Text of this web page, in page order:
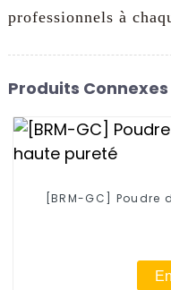
professionnels à
Produits Connexes
[BRM-GC]